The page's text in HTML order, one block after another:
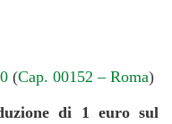
(Cap. 00152 – Roma)
di 1 euro sul